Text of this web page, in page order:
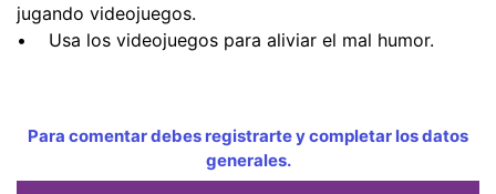
jugando videojuegos.
• Usa los videojuegos para aliviar el mal humor.
Para comentar debes registrarte y completar los datos
generales.